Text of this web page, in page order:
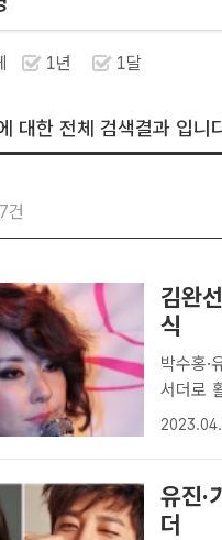
1년 1달
대한 전체 검색결과 입니
건
김완
식
박수홍·
서더로 활동 김완선이 환경을 위한 아름다운 발걸음
께 하는
유진·
더